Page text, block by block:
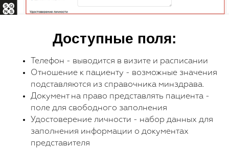
Доступные поля:
Телефон - выводится в визите и расписании
Отношение к пациенту - возможные значения
подставляются из справочника минздрава.
Документ на право представлять пациента -
поле для свободного заполнения
Удостоверение личности - набор данных для
заполнения информации о документах
представителя
+7
правилами политики
конфиденциальности
Наш менеджер отправит для Вас все
стоматологии с МИС SQNS